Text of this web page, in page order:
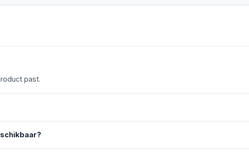
past.